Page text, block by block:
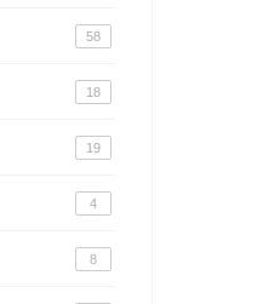
58
18
19
4
8